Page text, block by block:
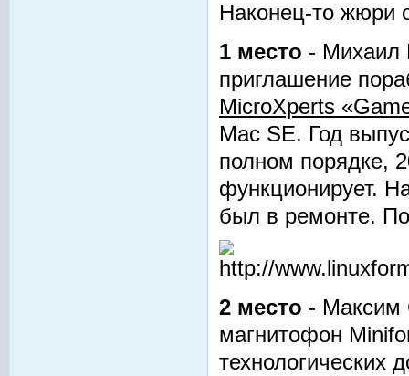
Наконец-то жюри
1 место - Михаил
приглашение
MicroXperts
Mac SE. Год
полном порядке,
функционирует.
был в ремонте.
2 место - Максим
магнитофон
технологических